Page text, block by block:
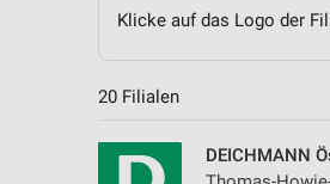
Klicke auf das Logo der
20 Filialen
DEICHMANN